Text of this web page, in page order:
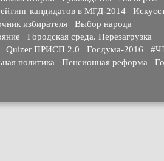
кандидатов в МГД-2014
избирателя
Выбор народа
Городская среда. Перезагрузка
Quizer ПРИСП 2.0 Госдума-2016
политика Пенсионная реформа